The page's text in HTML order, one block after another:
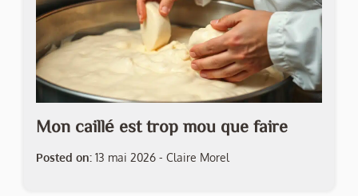
Mon caillé est trop mou que faire
Posted on: 13 mai 2026 - Claire Morel